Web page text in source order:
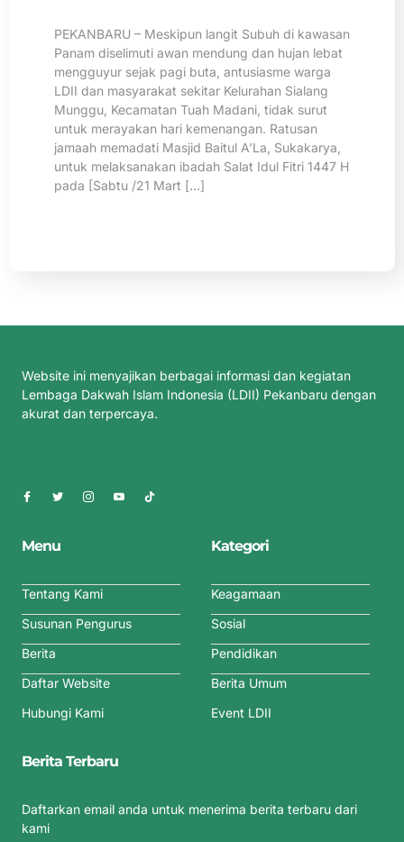
PEKANBARU – Meskipun langit Subuh di kawasan
Panam diselimuti awan mendung dan hujan lebat
mengguyur sejak pagi buta, antusiasme warga
LDII dan masyarakat sekitar Kelurahan Sialang
Munggu, Kecamatan Tuah Madani, tidak surut
untuk merayakan hari kemenangan. Ratusan
jamaah memadati Masjid Baitul A’La, Sukakarya,
untuk melaksanakan ibadah Salat Idul Fitri 1447 H
pada [Sabtu /21 Mart […]
Website ini menyajikan berbagai informasi dan kegiatan
Lembaga Dakwah Islam Indonesia (LDII) Pekanbaru dengan
akurat dan terpercaya.
Menu
Tentang Kami
Susunan Pengurus
Berita
Daftar Website
Hubungi Kami
Kategori
Keagamaan
Sosial
Pendidikan
Berita Umum
Event LDII
Berita Terbaru
Daftarkan email anda untuk menerima berita terbaru dari
kami